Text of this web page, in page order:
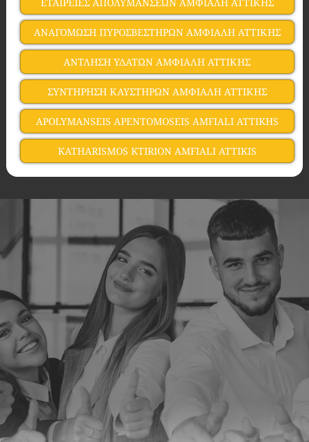
ΑΝΑΓΟΜΩΣΗ ΠΥΡΟΣΒΕΣΤΗΡΩΝ ΑΜΦΙΑΛΗ ΑΤΤΙΚΗΣ
ΑΝΤΛΗΣΗ ΥΔΑΤΩΝ ΑΜΦΙΑΛΗ ΑΤΤΙΚΗΣ
ΣΥΝΤΗΡΗΣΗ ΚΑΥΣΤΗΡΩΝ ΑΜΦΙΑΛΗ ΑΤΤΙΚΗΣ
APOLYMANSEIS APENTOMOSEIS AMFIALI ATTIKHS
KATHARISMOS KTIRION AMFIALI ATTIKIS